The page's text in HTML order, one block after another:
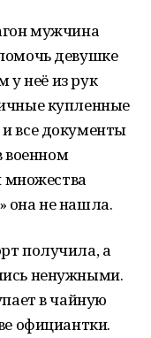
мужчина
девушке
у неё из рук
купленные
все документы
военном
множества
она не нашла.
получила, а
ненужными.
в чайную
официантки.